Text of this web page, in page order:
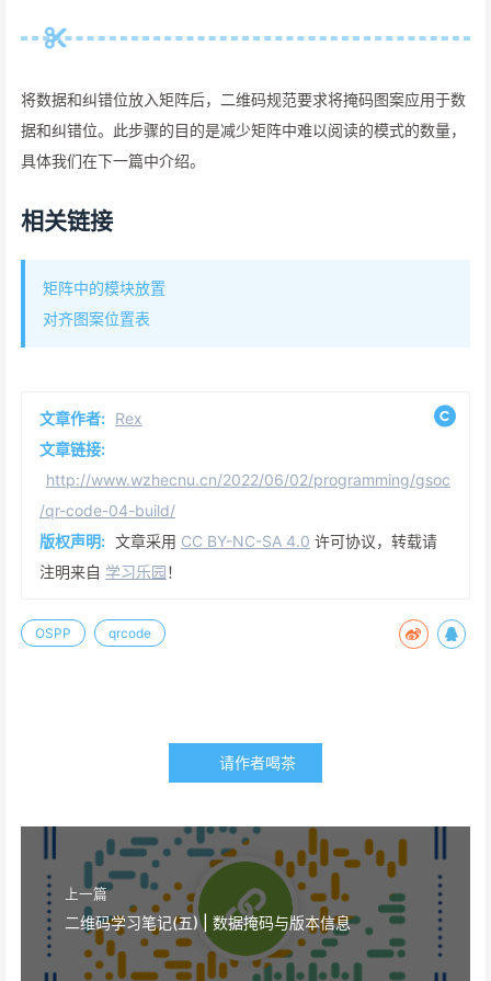
将数据和纠错位放入矩阵后，二维码规范要求将掩码图案应用于数
据和纠错位。此步骤的目的是减少矩阵中难以阅读的模式的数量，
具体我们在下一篇中介绍。
相关链接
矩阵中的模块放置
对齐图案位置表
文章作者: Rex
文章链接:
http://www.wzhecnu.cn/2022/06/02/programming/gsoc
/qr-code-04-build/
版权声明: 文章采用 CC BY-NC-SA 4.0 许可协议，转载请
注明来自 学习乐园！
OSPP qrcode
请作者喝茶
上一篇
二维码学习笔记(五) | 数据掩码与版本信息